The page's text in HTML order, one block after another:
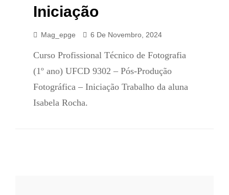
Iniciação
Mag_epge 6 De Novembro, 2024
Curso Profissional Técnico de Fotografia
(1º ano) UFCD 9302 – Pós-Produção
Fotográfica – Iniciação Trabalho da aluna
Isabela Rocha.